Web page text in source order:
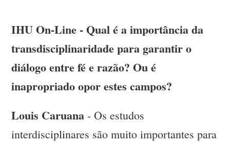
IHU On-Line - Qual é a importância da
transdisciplinaridade para garantir o
diálogo entre fé e razão? Ou é
inapropriado opor estes campos?
Louis Caruana - Os estudos
interdisciplinares são muito importantes para